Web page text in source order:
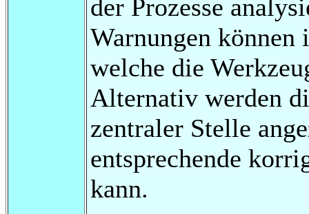
der Prozesse
Warnungen können
welche die
Alternativ werden
zentraler Stelle
entsprechende
kann.